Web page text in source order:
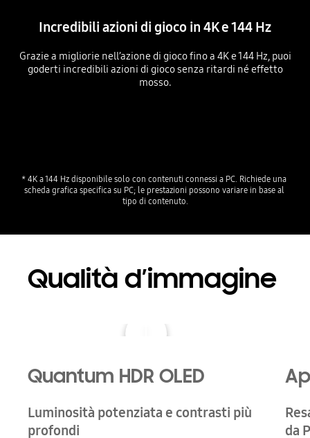
Incredibili azioni di gioco in 4K e 144 Hz
Grazie a migliorie nell’azione di gioco fino a 4K e 144 Hz, puoi
goderti incredibili azioni di gioco senza ritardi né effetto
mosso.
* 4K a 144 Hz disponibile solo con contenuti connessi a PC. Richiede una
scheda grafica specifica su PC; le prestazioni possono variare in base al
Qualità d’immagine
Quantum HDR OLED
Luminosità potenziata e contrasti più
profondi
da